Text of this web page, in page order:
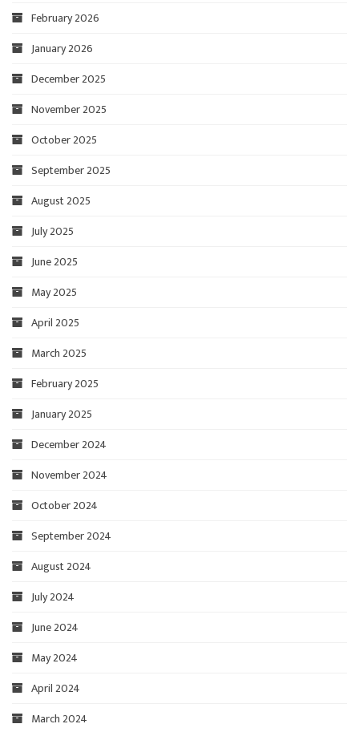
February 2026
January 2026
December 2025
November 2025
October 2025
September 2025
August 2025
July 2025
June 2025
May 2025
April 2025
March 2025
February 2025
January 2025
December 2024
November 2024
October 2024
September 2024
August 2024
July 2024
June 2024
May 2024
April 2024
March 2024